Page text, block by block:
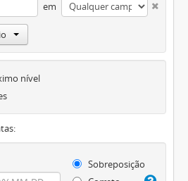
em
nível
Sobreposição